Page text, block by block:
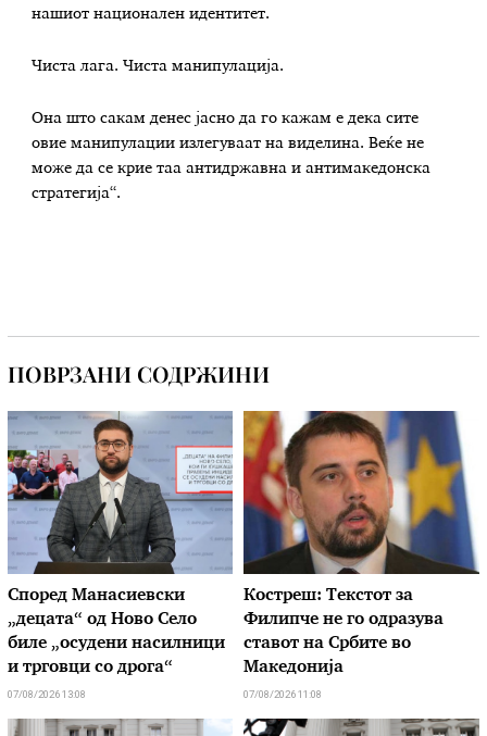
нашиот национален идентитет.
Чиста лага. Чиста манипулација.
Она што сакам денес јасно да го кажам е дека сите
овие манипулации излегуваат на виделина. Веќе не
може да се крие таа антидржавна и антимакедонска
стратегија“.
ПОВРЗАНИ СОДРЖИНИ
Според Манасиевски
„децата“ од Ново Село
биле „осудени насилници
и трговци со дрога“
07/08/2026 13:08
Костреш: Текстот за
Филипче не го одразува
ставот на Србите во
Македонија
07/08/2026 11:08